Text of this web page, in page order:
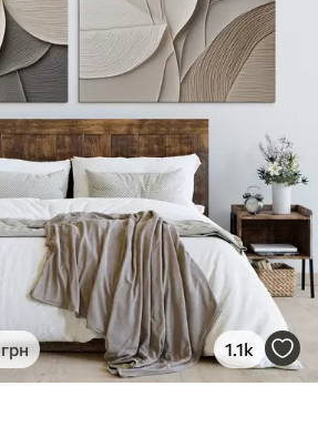
грн 1.1k